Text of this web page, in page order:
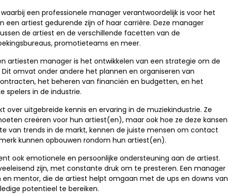
een professionele manager verantwoordelijk is voor het
een artiest gedurende zijn of haar carrière. Deze manager
de artiest en de verschillende facetten van de
promotieteams en meer.
artiesten manager is het ontwikkelen van een strategie om de
omvat onder andere het plannen en organiseren van
het beheren van financiën en budgetten, en het
spelers in de industrie.
over uitgebreide kennis en ervaring in de muziekindustrie. Ze
creëren voor hun artiest(en), maar ook hoe ze deze kansen
van trends in de markt, kennen de juiste mensen om contact
kunnen opbouwen rondom hun artiest(en).
ook emotionele en persoonlijke ondersteuning aan de artiest.
zijn, met constante druk om te presteren. Een manager
mentor, die de artiest helpt omgaan met de ups en downs van
potentieel te bereiken.